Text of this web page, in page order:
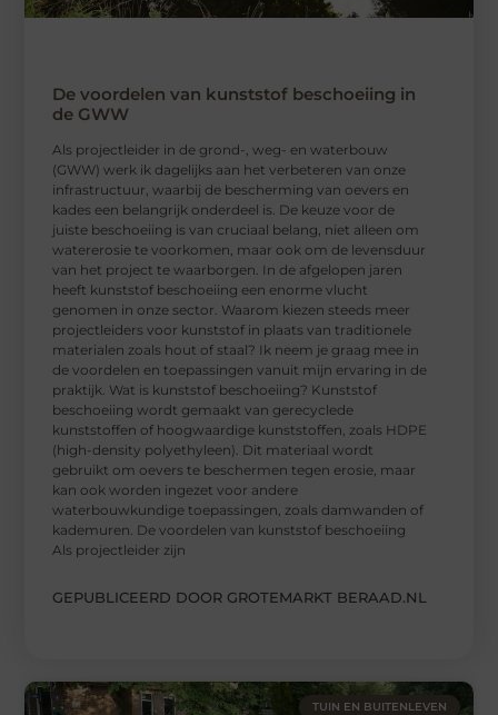
De voordelen van kunststof beschoeiing in
de GWW
Als projectleider in de grond-, weg- en waterbouw
(GWW) werk ik dagelijks aan het verbeteren van onze
infrastructuur, waarbij de bescherming van oevers en
kades een belangrijk onderdeel is. De keuze voor de
juiste beschoeiing is van cruciaal belang, niet alleen om
watererosie te voorkomen, maar ook om de levensduur
van het project te waarborgen. In de afgelopen jaren
heeft kunststof beschoeiing een enorme vlucht
genomen in onze sector. Waarom kiezen steeds meer
projectleiders voor kunststof in plaats van traditionele
materialen zoals hout of staal? Ik neem je graag mee in
de voordelen en toepassingen vanuit mijn ervaring in de
praktijk. Wat is kunststof beschoeiing? Kunststof
beschoeiing wordt gemaakt van gerecyclede
kunststoffen of hoogwaardige kunststoffen, zoals HDPE
(high-density polyethyleen). Dit materiaal wordt
gebruikt om oevers te beschermen tegen erosie, maar
kan ook worden ingezet voor andere
waterbouwkundige toepassingen, zoals damwanden of
kademuren. De voordelen van kunststof beschoeiing
Als projectleider zijn
GEPUBLICEERD DOOR GROTEMARKT BERAAD.NL
TUIN EN BUITENLEVEN